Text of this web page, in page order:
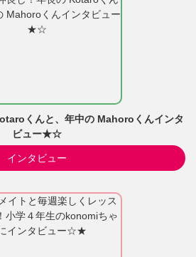
くんと、年中の Mahoroくんインタ
ビュー★☆
インタビュー